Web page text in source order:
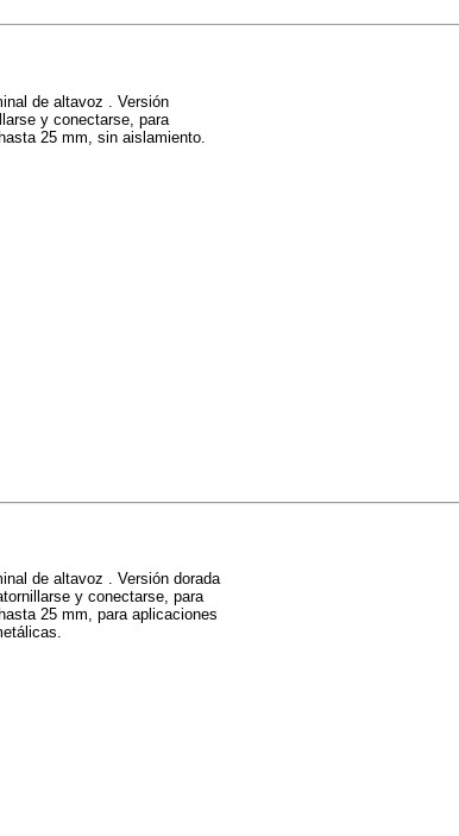
de altavoz . Versión
y conectarse, para
25 mm, sin aislamiento.
de altavoz . Versión dorada
y conectarse, para
25 mm, para aplicaciones